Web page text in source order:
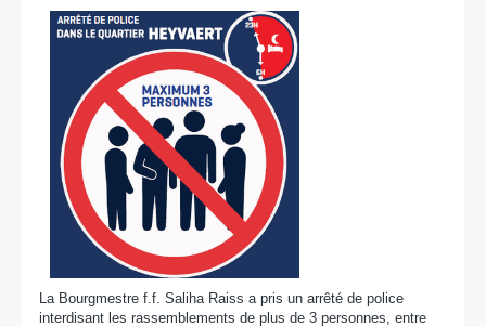
Actualités
La Bourgmestre f.f. Saliha Raiss a pris un arrêté de police
interdisant les rassemblements de plus de 3 personnes, entre